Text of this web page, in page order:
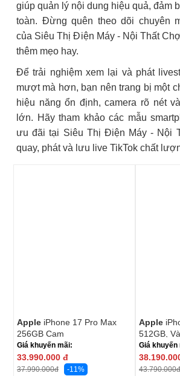
giúp quản lý nội dung hiệu quả, đảm
toàn. Đừng quên theo dõi chuyên
của Siêu Thị Điện Máy - Nội Thất
thêm mẹo hay.
Để trải nghiệm xem lại và phát
mượt mà hơn, bạn nên trang bị một
hiệu năng ổn định, camera rõ nét
lớn. Hãy tham khảo các mẫu
ưu đãi tại Siêu Thị Điện Máy - Nội
quay, phát và lưu live TikTok chất
Apple iPhone 17 Pro Max
256GB Cam
Giá khuyến mãi:
33.990.000 đ
37.990.000đ -11%
Apple
512GB,
(VN/A)
Giá khuyến
43.790.000đ